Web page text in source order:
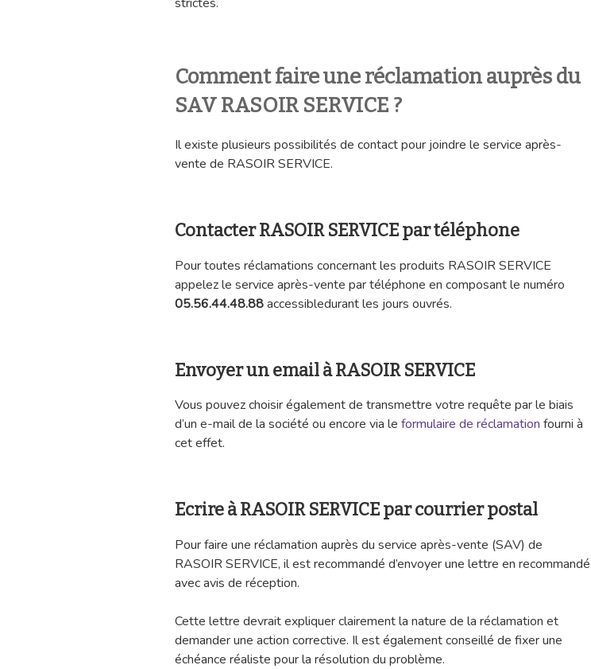
Comment faire une réclamation auprès du
SAV RASOIR SERVICE ?
Il existe plusieurs possibilités de contact pour joindre le service après-
vente de RASOIR SERVICE.
Contacter RASOIR SERVICE par téléphone
Pour toutes réclamations concernant les produits RASOIR SERVICE
appelez le service après-vente par téléphone en composant le numéro
05.56.44.48.88accessibledurant les jours ouvrés.
Envoyer un email à RASOIR SERVICE
Vous pouvez choisir également de transmettre votre requête par le biais
d’un e-mail de la société ou encore via le formulaire de réclamation fourni à
cet effet.
Ecrire à RASOIR SERVICE par courrier postal
Pour faire une réclamation auprès du service après-vente (SAV) de
RASOIR SERVICE, il est recommandé d’envoyer une lettre en recommandé
avec avis de réception.
Cette lettre devrait expliquer clairement la nature de la réclamation et
demander une action corrective. Il est également conseillé de fixer une
échéance réaliste pour la résolution du problème.